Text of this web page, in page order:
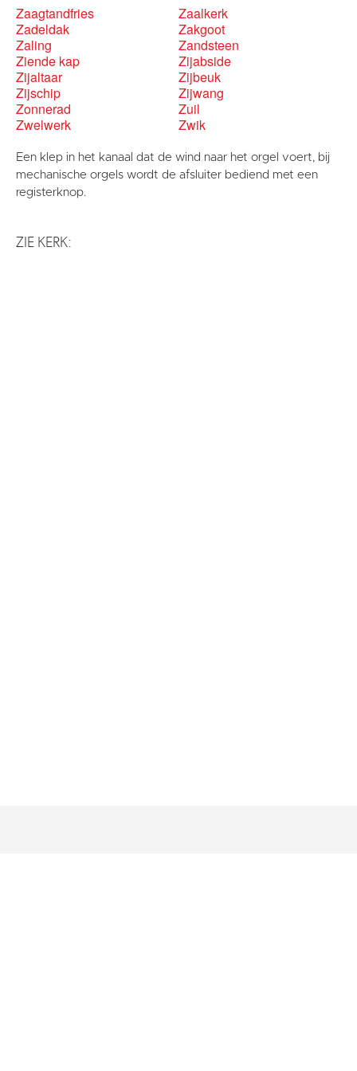
Zaagtandfries
Zaalkerk
Zadeldak
Zakgoot
Zaling
Zandsteen
Ziende kap
Zijabside
Zijaltaar
Zijbeuk
Zijschip
Zijwang
Zonnerad
Zuil
Zwelwerk
Zwik
Een klep in het kanaal dat de wind naar het orgel voert, bij
mechanische orgels wordt de afsluiter bediend met een
registerknop.
ZIE KERK: